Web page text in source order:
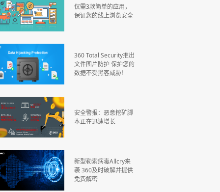
仅需3款简单的应用，
保证您的线上浏览安全
360 Total Security推出
文件图片防护 保护您的
数据不受黑客威胁！
安全警报：恶意挖矿脚
本正在迅速增长
新型勒索病毒Allcry来
袭 360及时破解并提供
免费解密